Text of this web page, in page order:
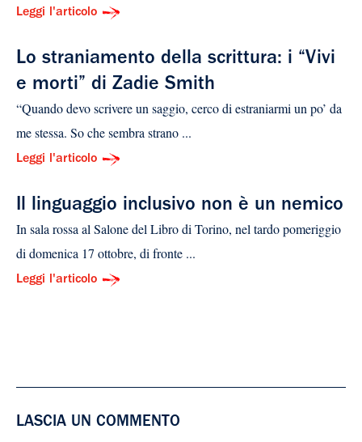
Leggi l'articolo
Lo straniamento della scrittura: i “Vivi
e morti” di Zadie Smith
“Quando devo scrivere un saggio, cerco di estraniarmi un po’ da
me stessa. So che sembra strano ...
Leggi l'articolo
Il linguaggio inclusivo non è un nemico
In sala rossa al Salone del Libro di Torino, nel tardo pomeriggio
di domenica 17 ottobre, di fronte ...
Leggi l'articolo
LASCIA UN COMMENTO